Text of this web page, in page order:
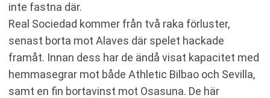
inte fastna där.
Real Sociedad kommer från två raka förluster,
senast borta mot Alaves där spelet hackade
framåt. Innan dess har de ändå visat kapacitet med
hemmasegrar mot både Athletic Bilbao och Sevilla,
samt en fin bortavinst mot Osasuna. De här